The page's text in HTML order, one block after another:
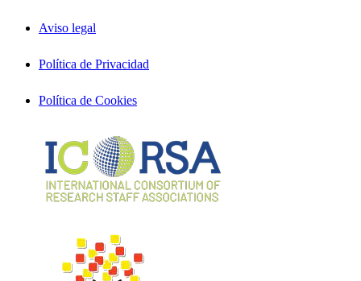
Aviso legal
Política de Privacidad
Política de Cookies